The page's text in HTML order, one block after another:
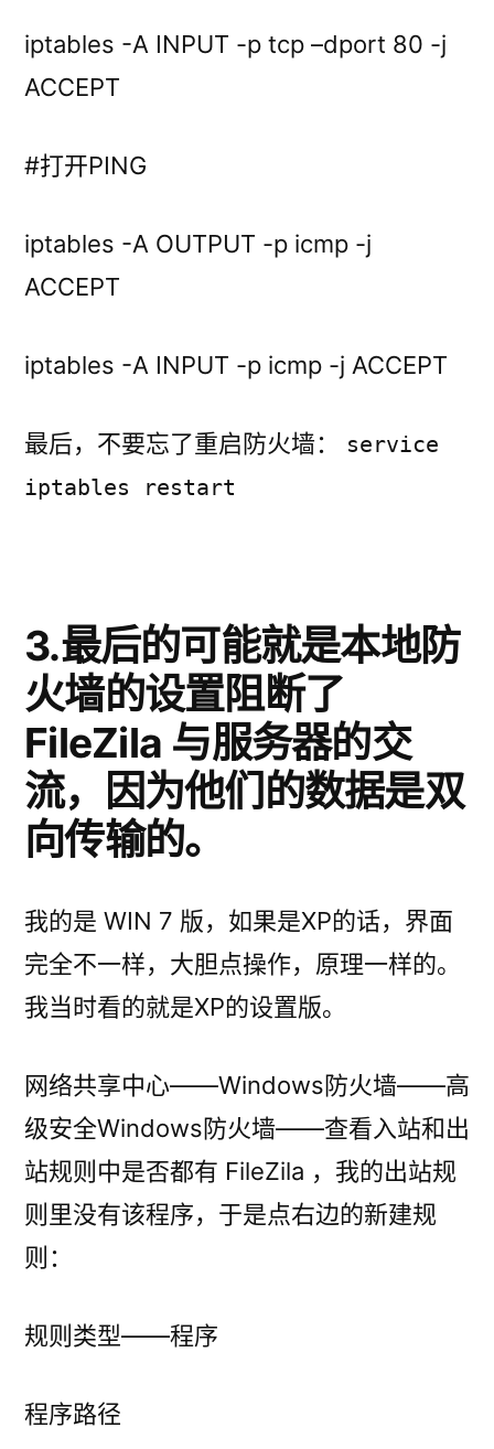
iptables -A INPUT -p tcp –dport 80 -j
ACCEPT
#打开PING
iptables -A OUTPUT -p icmp -j
ACCEPT
iptables -A INPUT -p icmp -j ACCEPT
最后，不要忘了重启防火墙：
service
iptables restart
3.最后的可能就是本地防
火墙的设置阻断了
FileZila 与服务器的交
流，因为他们的数据是双
向传输的。
我的是 WIN 7 版，如果是XP的话，界面
完全不一样，大胆点操作，原理一样的。
我当时看的就是XP的设置版。
网络共享中心——Windows防火墙——高
级安全Windows防火墙——查看入站和出
站规则中是否都有 FileZila ，我的出站规
则里没有该程序，于是点右边的新建规
则：
规则类型——程序
程序路径